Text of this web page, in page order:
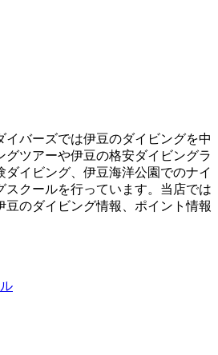
イバーズでは伊豆のダイビングを中
グツアーや伊豆の格安ダイビングラ
ダイビング、伊豆海洋公園でのナイ
スクールを行っています。当店では
豆のダイビング情報、ポイント情報